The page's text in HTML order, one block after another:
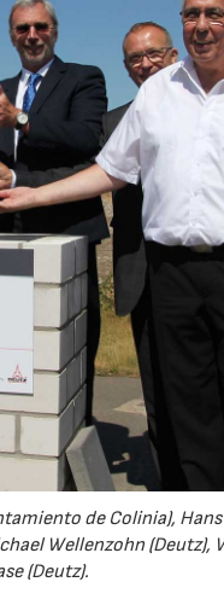
de Colinia),
Wellenzohn (Deutz),
(Deutz).